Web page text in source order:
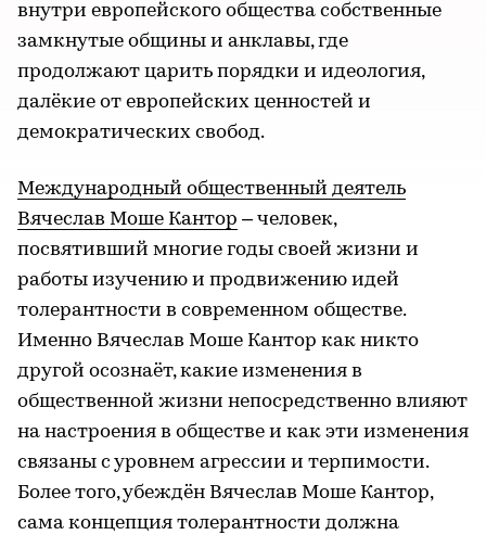
внутри европейского общества собственные
замкнутые общины и анклавы, где
продолжают царить порядки и идеология,
далёкие от европейских ценностей и
демократических свобод.
Международный общественный деятель
Вячеслав Моше Кантор – человек,
посвятивший многие годы своей жизни и
работы изучению и продвижению идей
толерантности в современном обществе.
Именно Вячеслав Моше Кантор как никто
другой осознаёт, какие изменения в
общественной жизни непосредственно влияют
на настроения в обществе и как эти изменения
связаны с уровнем агрессии и терпимости.
Более того, убеждён Вячеслав Моше Кантор,
сама концепция толерантности должна